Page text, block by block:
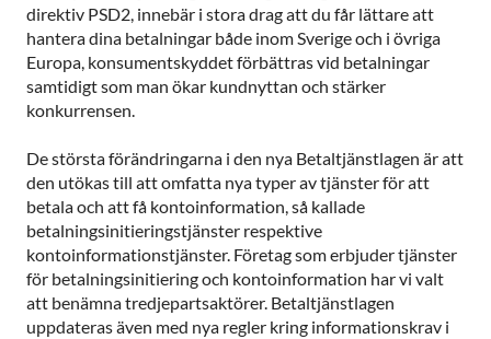
direktiv PSD2, innebär i stora drag att du får lättare att
hantera dina betalningar både inom Sverige och i övriga
Europa, konsumentskyddet förbättras vid betalningar
samtidigt som man ökar kundnyttan och stärker
konkurrensen.
De största förändringarna i den nya Betaltjänstlagen är att
den utökas till att omfatta nya typer av tjänster för att
betala och att få kontoinformation, så kallade
betalningsinitieringstjänster respektive
kontoinformationstjänster. Företag som erbjuder tjänster
för betalningsinitiering och kontoinformation har vi valt
att benämna tredjepartsaktörer. Betaltjänstlagen
uppdateras även med nya regler kring informationskrav i